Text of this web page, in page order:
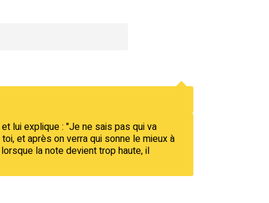
lui explique : "Je ne sais pas qui va
et après on verra qui sonne le mieux à
la note devient trop haute, il